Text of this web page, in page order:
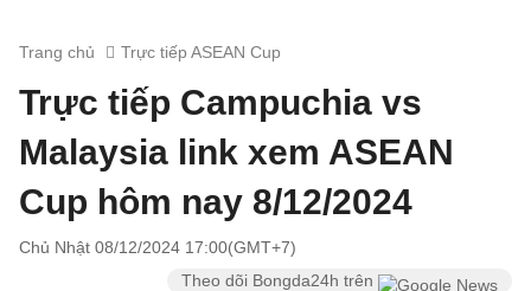
Trang chủ Trực tiếp ASEAN Cup
Trực tiếp Campuchia vs
Malaysia link xem ASEAN
Cup hôm nay 8/12/2024
Chủ Nhật 08/12/2024 17:00(GMT+7)
Theo dõi Bongda24h trên